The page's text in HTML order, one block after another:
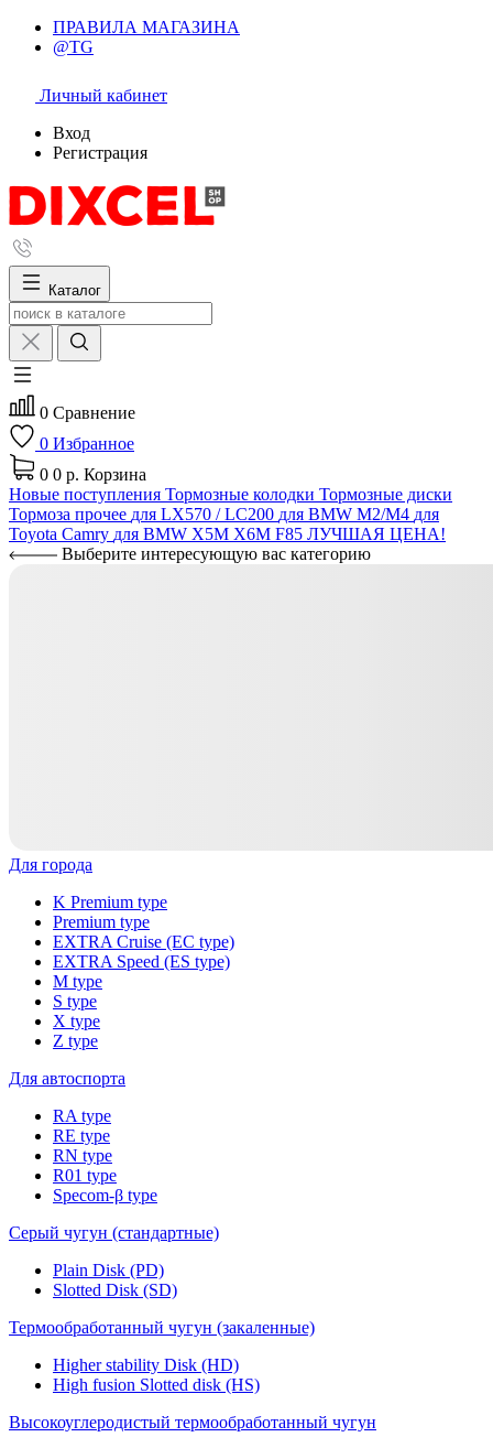
ПРАВИЛА МАГАЗИНА
@TG
Личный кабинет
Вход
Регистрация
Каталог
0 Сравнение
0 Избранное
0 0 р. Корзина
Новые поступления Тормозные колодки Тормозные диски
Тормоза прочее для LX570 / LC200 для BMW M2/M4 для
Toyota Camry для BMW X5M X6M F85 ЛУЧШАЯ ЦЕНА!
Выберите интересующую вас категорию
Для города
K Premium type
Premium type
EXTRA Cruise (EC type)
EXTRA Speed (ES type)
M type
S type
X type
Z type
Для автоспорта
RA type
RE type
RN type
R01 type
Specom-β type
Серый чугун (стандартные)
Plain Disk (PD)
Slotted Disk (SD)
Термообработанный чугун (закаленные)
Higher stability Disk (HD)
High fusion Slotted disk (HS)
Высокоуглеродистый термообработанный чугун